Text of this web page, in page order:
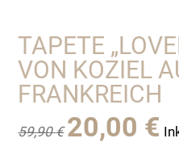
TAPETE
VON KOZIEL
FRANKREICH
59,90€
Ursprünglicher
Preis
20,00 €